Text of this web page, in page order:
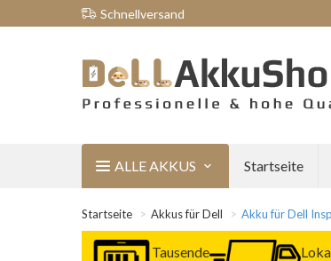
Schnellversand
ALLE AKKUS Startseite
Startseite Akkus für Dell Akku für Dell
Tausende